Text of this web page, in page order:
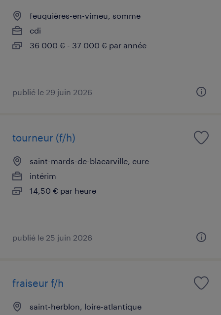
feuquières-en-vimeu, somme
cdi
36 000 € - 37 000 € par année
publié le 29 juin 2026
tourneur (f/h)
saint-mards-de-blacarville, eure
intérim
14,50 € par heure
publié le 25 juin 2026
fraiseur f/h
saint-herblon, loire-atlantique